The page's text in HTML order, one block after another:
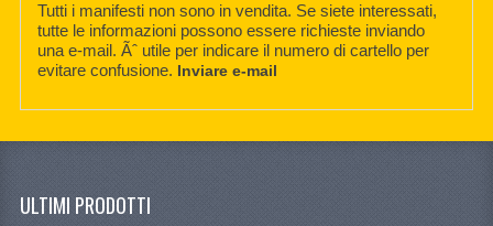
Tutti i manifesti non sono in vendita. Se siete interessati,
tutte le informazioni possono essere richieste inviando
una e-mail. Ãˆ utile per indicare il numero di cartello per
evitare confusione. Inviare e-mail
ULTIMI PRODOTTI